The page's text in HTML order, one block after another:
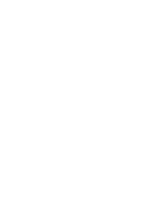
sont fermés du 17 juillet au 9 août inclus. Merci